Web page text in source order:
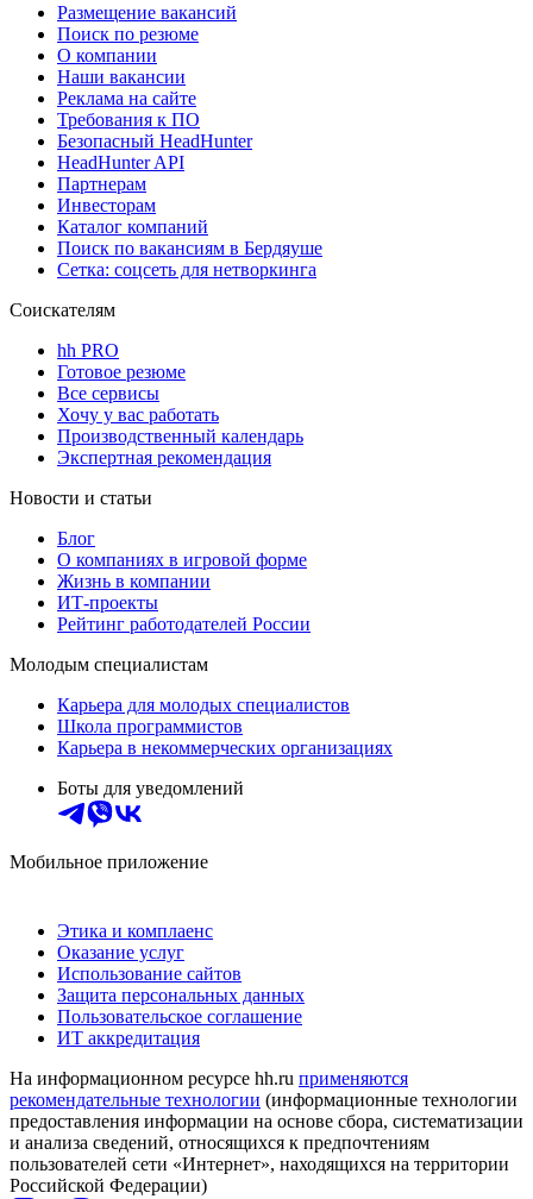
Размещение вакансий
Поиск по резюме
О компании
Наши вакансии
Реклама на сайте
Требования к ПО
Безопасный HeadHunter
HeadHunter API
Партнерам
Инвесторам
Каталог компаний
Поиск по вакансиям в Бердяуше
Сетка: соцсеть для нетворкинга
Соискателям
hh PRO
Готовое резюме
Все сервисы
Хочу у вас работать
Производственный календарь
Экспертная рекомендация
Новости и статьи
Блог
О компаниях в игровой форме
Жизнь в компании
ИТ-проекты
Рейтинг работодателей России
Молодым специалистам
Карьера для молодых специалистов
Школа программистов
Карьера в некоммерческих организациях
Боты для уведомлений
Мобильное приложение
Этика и комплаенс
Оказание услуг
Использование сайтов
Защита персональных данных
Пользовательское соглашение
ИТ аккредитация
На информационном ресурсе hh.ru применяются
рекомендательные технологии (информационные технологии
предоставления информации на основе сбора, систематизации
и анализа сведений, относящихся к предпочтениям
пользователей сети «Интернет», находящихся на территории
Российской Федерации)